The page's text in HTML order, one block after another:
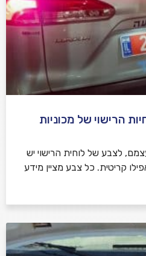
הרישוי של מכוניות
לצבע של לוחית הרישוי יש
קריטית. כל צבע מציין מידע